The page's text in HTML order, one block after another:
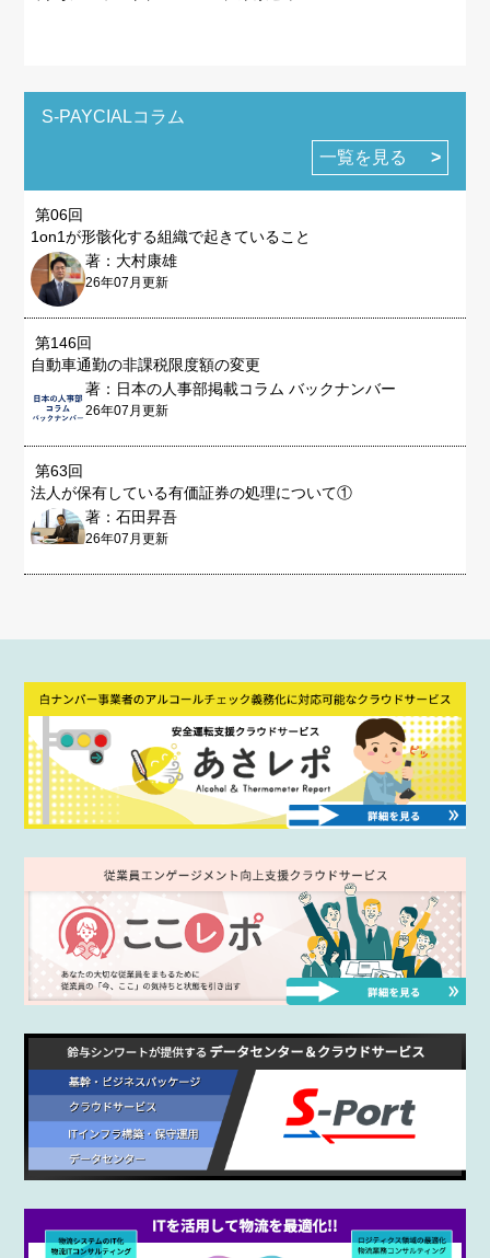
S-PAYCIALコラム
一覧を見る
第06回
1on1が形骸化する組織で起きていること
著：大村康雄
26年07月更新
第146回
自動車通勤の非課税限度額の変更
著：日本の人事部掲載コラム バックナンバー
26年07月更新
第63回
法人が保有している有価証券の処理について①
著：石田昇吾
26年07月更新